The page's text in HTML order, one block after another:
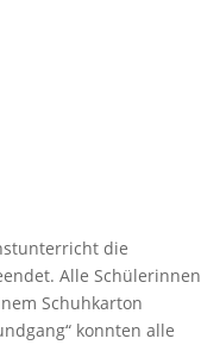
die
Alle Schülerinnen
Schuhkarton
konnten alle